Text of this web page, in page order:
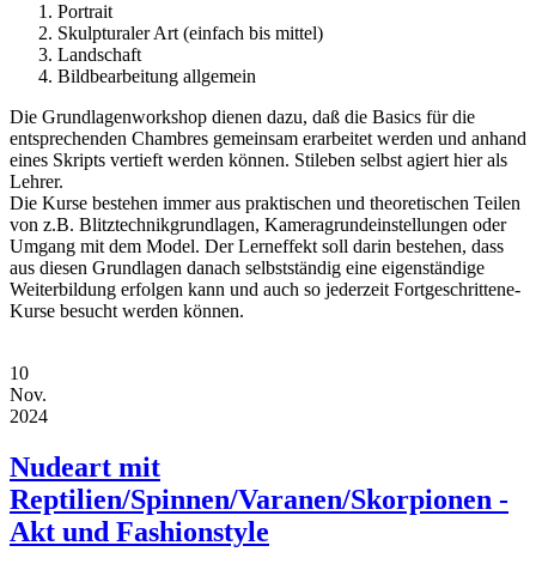
Portrait
Skulpturaler Art (einfach bis mittel)
Landschaft
Bildbearbeitung allgemein
Die Grundlagenworkshop dienen dazu, daß die Basics für die
entsprechenden Chambres gemeinsam erarbeitet werden und anhand
eines Skripts vertieft werden können. Stileben selbst agiert hier als
Lehrer.
Die Kurse bestehen immer aus praktischen und theoretischen Teilen
von z.B. Blitztechnikgrundlagen, Kameragrundeinstellungen oder
Umgang mit dem Model. Der Lerneffekt soll darin bestehen, dass
aus diesen Grundlagen danach selbstständig eine eigenständige
Weiterbildung erfolgen kann und auch so jederzeit Fortgeschrittene-
Kurse besucht werden können.
10
Nov.
2024
Nudeart mit
Reptilien/Spinnen/Varanen/Skorpionen -
Akt und Fashionstyle